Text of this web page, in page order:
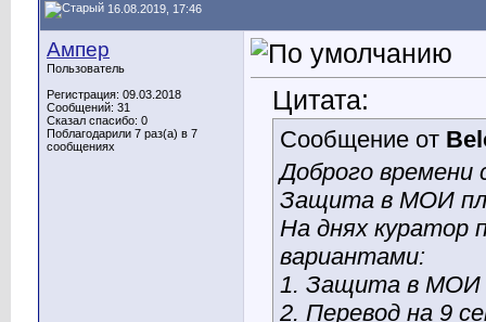
16.08.2019, 17:46
Ампер
Пользователь
Регистрация: 09.03.2018
Сообщений: 31
Сказал спасибо: 0
Поблагодарили 7 раз(а) в 7
сообщениях
Цитата:
Сообщение от
Доброго времени
Защита в МОИ
На днях куратор
вариантами:
1. Защита в МОИ
2. Перевод на 9